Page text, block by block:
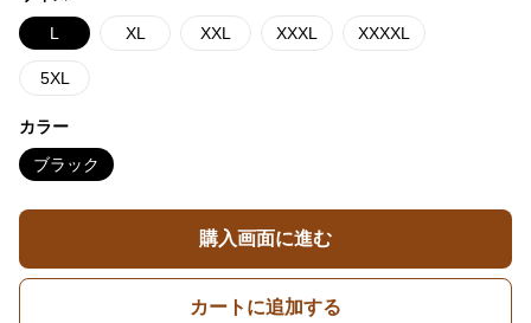
L XL XXL XXXL XXXXL
5XL
カラー
ブラック
購入画面に進む
カートに追加する